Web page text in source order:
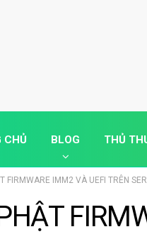
CHỦ BLOG THỦ
FIRMWARE IMM2 VÀ UEFI TRÊN